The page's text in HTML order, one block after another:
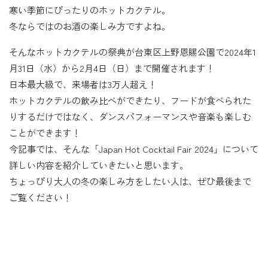
寒い季節にぴったりのホットカクテル。
冬ならではのお酒の楽しみ方ですよね。
そんなホットカクテルの祭典が台東区上野恩賜公園で2024年1
月31日（水）から2月4日（日）まで開催されます！
日本最大級で、来場者は3万人超え！
ホットカクテルの飲み比べができたり、フードが食べられた
りするだけではなく、ダンスパフォーマンスや音楽も楽しむ
ことができます！
今記事では、そんな「Japan Hot Cocktail Fair 2024」について
詳しい内容を紹介していきたいと思います。
ちょっぴり大人の冬の楽しみ方をしたい人は、ぜひ最後まで
ご覧ください！